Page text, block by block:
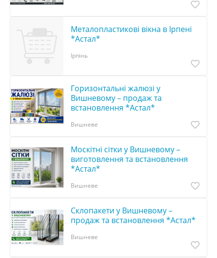
Металопластикові вікна в Ірпені
*Астал*
Ірпінь
Горизонтальні жалюзі у
Вишневому – продаж та
встановлення *Астал*
Вишневе
Москітні сітки у Вишневому –
виготовлення та встановлення
*Астал*
Вишневе
Склопакети у Вишневому –
продаж та встановлення *Астал*
Вишневе